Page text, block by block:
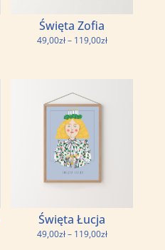
Święta Zofia
49,00zł– 119,00złZakres
Święta Łucja
49,00zł– 119,00złZakres